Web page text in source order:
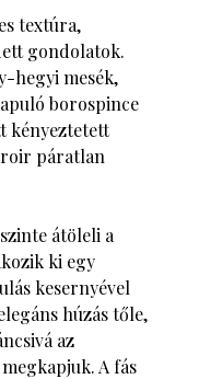
textúra,
gondolatok.
hegyi mesék,
borospince
kényeztetett
páratlan
átöleli a
ki egy
kesernyével
húzás tőle,
az
A fás